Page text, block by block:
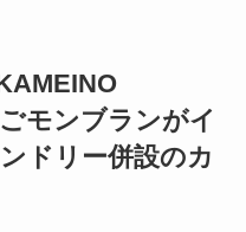
モンブランがイ
ドリー併設のカ